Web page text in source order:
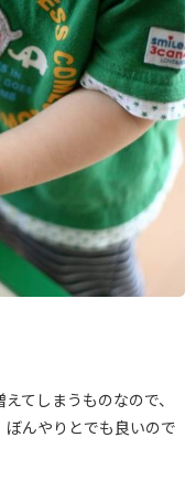
てしまうものなので、
んやりとでも良いので